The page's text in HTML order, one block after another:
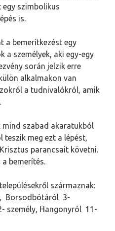
egy szimbolikus
is.
a bemerítkezést egy
a személyek, aki egy-egy
során jelzik erre
alkalmakon van
a tudnivalókról, amik
mind szabad akaratukból
teszik meg ezt a lépést,
parancsait követni.
bemerítés.
származnak:
Borsodbótáról 3-
személy, Hangonyról 11-